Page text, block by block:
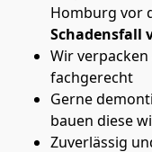
Homburg vor
Schadensfall
Wir
fachgerecht
Gerne
bauen diese
Zuverlässig